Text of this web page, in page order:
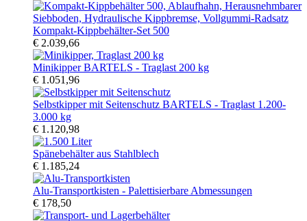
Kompakt-Kippbehälter-Set 500
€ 2.039,66
Minikipper BARTELS - Traglast 200 kg
€ 1.051,96
Selbstkipper mit Seitenschutz BARTELS - Traglast 1.200-
3.000 kg
€ 1.120,98
Spänebehälter aus Stahlblech
€ 1.185,24
Alu-Transportkisten - Palettisierbare Abmessungen
€ 178,50